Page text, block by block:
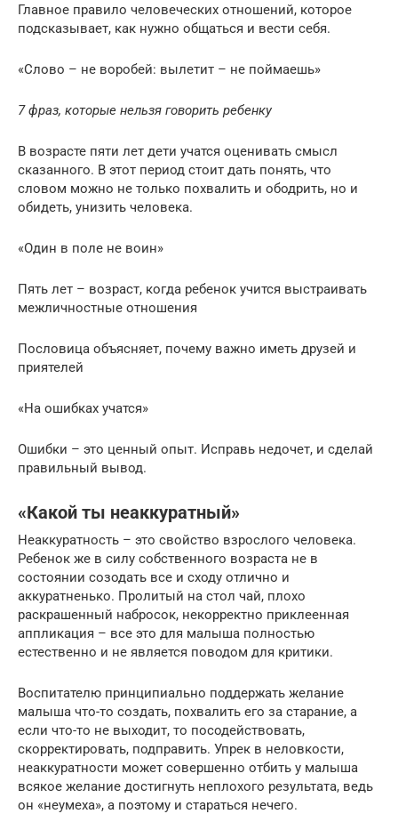
Главное правило человеческих отношений, которое
подсказывает, как нужно общаться и вести себя.
«Слово – не воробей: вылетит – не поймаешь»
7 фраз, которые нельзя говорить ребенку
В возрасте пяти лет дети учатся оценивать смысл
сказанного. В этот период стоит дать понять, что
словом можно не только похвалить и ободрить, но и
обидеть, унизить человека.
«Один в поле не воин»
Пять лет – возраст, когда ребенок учится выстраивать
межличностные отношения
Пословица объясняет, почему важно иметь друзей и
приятелей
«На ошибках учатся»
Ошибки – это ценный опыт. Исправь недочет, и сделай
правильный вывод.
«Какой ты неаккуратный»
Неаккуратность – это свойство взрослого человека.
Ребенок же в силу собственного возраста не в
состоянии созодать все и сходу отлично и
аккуратненько. Пролитый на стол чай, плохо
раскрашенный набросок, некорректно приклеенная
аппликация – все это для малыша полностью
естественно и не является поводом для критики.
Воспитателю принципиально поддержать желание
малыша что-то создать, похвалить его за старание, а
если что-то не выходит, то посодействовать,
скорректировать, подправить. Упрек в неловкости,
неаккуратности может совершенно отбить у малыша
всякое желание достигнуть неплохого результата, ведь
он «неумеха», а поэтому и стараться нечего.